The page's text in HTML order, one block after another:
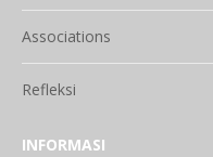
Associations
Refleksi
INFORMASI